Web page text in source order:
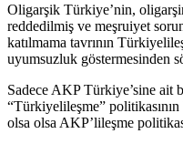
Oligarşik Türkiye’nin,
reddedilmiş ve meşruiyet
katılmama tavrının
uyumsuzluk göstermesinden
Sadece AKP Türkiye’sine ait
“Türkiyelileşme”
olsa olsa AKP’lileşme